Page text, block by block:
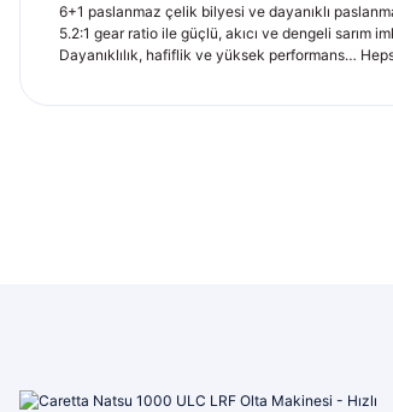
6+1 paslanmaz çelik bilyesi ve dayanıklı
5.2:1 gear ratio ile güçlü, akıcı ve dengeli sarım
Dayanıklılık, hafiflik ve yüksek performans…